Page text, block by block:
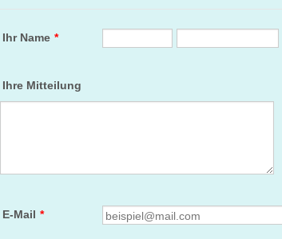
Ihr Name *
Ihre Mitteilung
E-Mail *